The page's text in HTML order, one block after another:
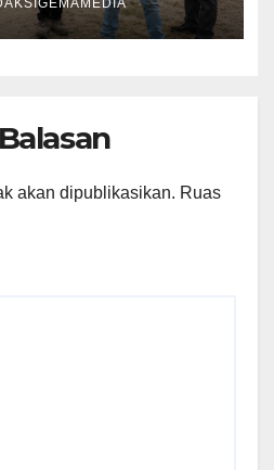
akan dipublikasikan. Ruas